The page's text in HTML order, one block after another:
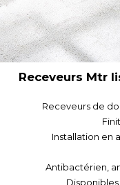
Receveurs
Receveurs de
Installation en
Antibactérien,